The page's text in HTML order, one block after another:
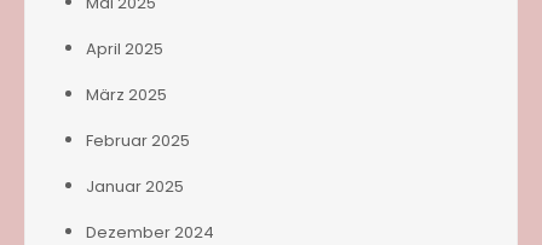
April 2025
März 2025
Februar 2025
Januar 2025
Dezember 2024